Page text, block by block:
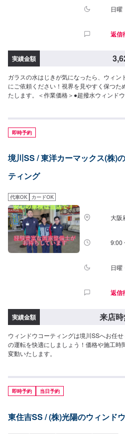
日曜
返信
実績金額
ガラスの水はじきが気になったら、ウィ
にご依頼ください！視界を見やすく保つ
たします。＜作業価格＞●超撥水ウィンド
8,030円（SS・S・Mサイズ）・8,800円
ズ）●油膜取り（15分〜）雨天時に視界を
キリ取り去ります。価格は来店時にお問い
即時予約
境川SS / 東洋カーマックス(株)
ティング
代車OK カードOK
大阪
9:00
日曜
返信
実績金額 来店
ウィンドウコーティングは境川SSへお任
の運転を快適にしましょう！価格や施工時
変動いたします。
即時予約 当日予約
東住吉SS / (株)光陽のウィンド